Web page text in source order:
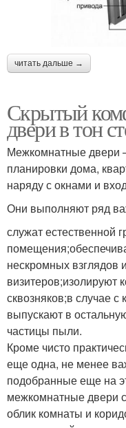
читать дальше →
Скрытый
двери в тон
Межкомнатные двери
планировки дома,
наряду с окнами и
Они выполняют ряд
служат естественной
нескромных взглядов
визитеров;изолируют
сквозняков;в случае
выпускают в
частицы пыли.
Кроме чисто
еще одна, не менее
подобранные еще на
межкомнатные двери
облик комнаты и